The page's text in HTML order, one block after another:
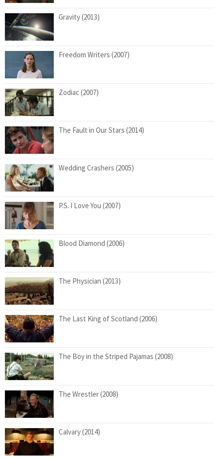
Gravity (2013)
Freedom Writers (2007)
Zodiac (2007)
The Fault in Our Stars (2014)
Wedding Crashers (2005)
P.S. I Love You (2007)
Blood Diamond (2006)
The Physician (2013)
The Last King of Scotland (2006)
The Boy in the Striped Pajamas (2008)
The Wrestler (2008)
Calvary (2014)